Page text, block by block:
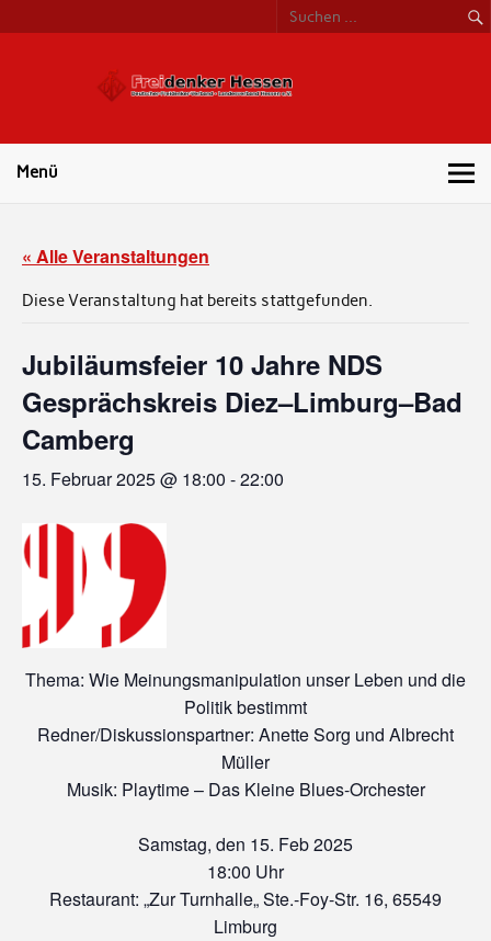
Menü
« Alle Veranstaltungen
Diese Veranstaltung hat bereits stattgefunden.
Jubiläumsfeier 10 Jahre NDS
Gesprächskreis Diez–Limburg–Bad
Camberg
15. Februar 2025 @ 18:00 -22:00
Thema: Wie Meinungsmanipulation unser Leben und die
Politik bestimmt
Redner/Diskussionspartner: Anette Sorg und Albrecht
Müller
Musik: Playtime – Das Kleine Blues-Orchester
Samstag, den 15. Feb 2025
18:00 Uhr
Restaurant: „Zur Turnhalle„ Ste.-Foy-Str. 16, 65549
Limburg